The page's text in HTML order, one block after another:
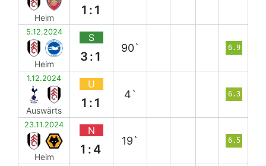
Heim
1:1
5.12.2024
Heim
S
3:1
90` 6.9
1.12.2024
Auswärts
U
1:1
4` 6.3
23.11.2024
Heim
N
1:4
19` 6.5